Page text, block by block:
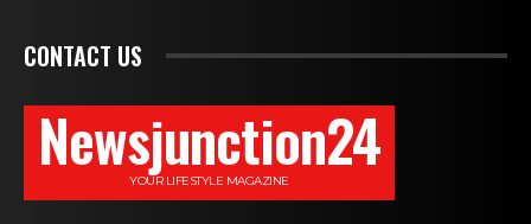
CONTACT US
Newsjunction24
YOUR LIFESTYLE MAGAZINE